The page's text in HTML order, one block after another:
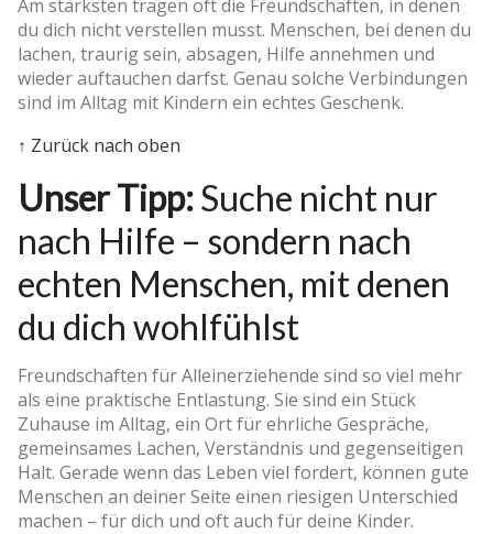
Am stärksten tragen oft die Freundschaften, in denen
du dich nicht verstellen musst. Menschen, bei denen du
lachen, traurig sein, absagen, Hilfe annehmen und
wieder auftauchen darfst. Genau solche Verbindungen
sind im Alltag mit Kindern ein echtes Geschenk.
↑ Zurück nach oben
Unser Tipp:Suche nicht nur
nach Hilfe – sondern nach
echten Menschen, mit denen
du dich wohlfühlst
Freundschaften für Alleinerziehende sind so viel mehr
als eine praktische Entlastung. Sie sind ein Stück
Zuhause im Alltag, ein Ort für ehrliche Gespräche,
gemeinsames Lachen, Verständnis und gegenseitigen
Halt. Gerade wenn das Leben viel fordert, können gute
Menschen an deiner Seite einen riesigen Unterschied
machen – für dich und oft auch für deine Kinder.